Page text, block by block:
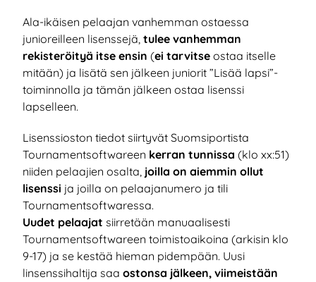
Ala-ikäisen pelaajan vanhemman ostaessa
junioreilleen lisenssejä, tulee vanhemman
rekisteröityä itse ensin (ei tarvitse ostaa itselle
mitään) ja lisätä sen jälkeen juniorit ”Lisää lapsi”-
toiminnolla ja tämän jälkeen ostaa lisenssi
lapselleen.
Lisenssioston tiedot siirtyvät Suomsiportista
Tournamentsoftwareen kerran tunnissa (klo xx:51)
niiden pelaajien osalta, joilla on aiemmin ollut
lisenssi ja joilla on pelaajanumero ja tili
Tournamentsoftwaressa.
Uudet pelaajat siirretään manuaalisesti
Tournamentsoftwareen toimistoaikoina (arkisin klo
9-17) ja se kestää hieman pidempään. Uusi
linsenssihaltija saa ostonsa jälkeen, viimeistään